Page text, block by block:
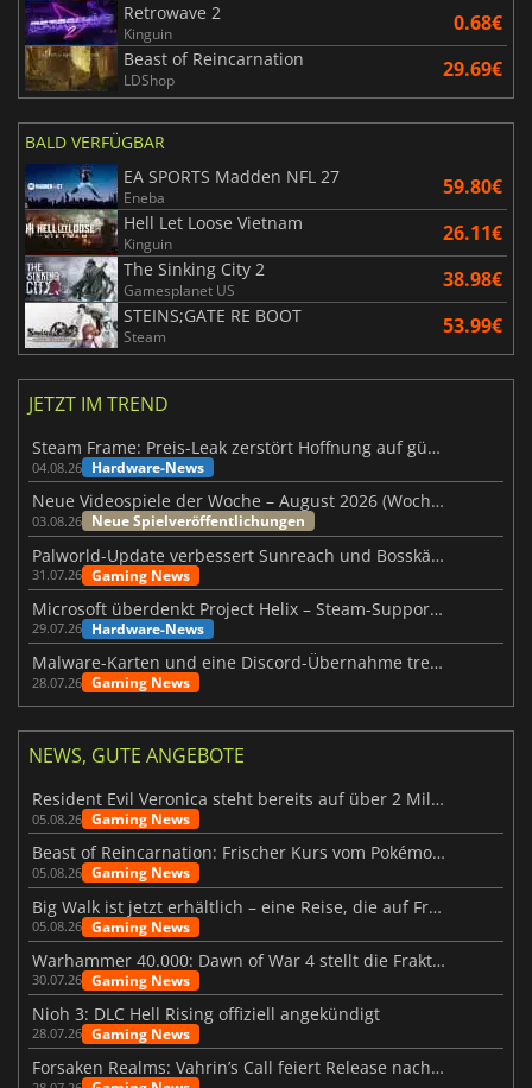
Retrowave 2
Kinguin 0.68€
Beast of Reincarnation
LDShop 29.69€
BALD VERFÜGBAR
EA SPORTS Madden NFL 27
Eneba 59.80€
Hell Let Loose Vietnam
Kinguin 26.11€
The Sinking City 2
Gamesplanet US 38.98€
STEINS;GATE RE BOOT
Steam 53.99€
JETZT IM TREND
Steam Frame: Preis-Leak zerstört Hoffnung auf günstiges VR-Headset
04.08.26 Hardware-News
Neue Videospiele der Woche – August 2026 (Woche 32)
03.08.26 Neue Spielveröffentlichungen
Palworld-Update verbessert Sunreach und Bosskämpfe deutlich
31.07.26 Gaming News
Microsoft überdenkt Project Helix – Steam-Support gefährdet
29.07.26 Hardware-News
Malware-Karten und eine Discord-Übernahme treffen Meccha Chameleon
28.07.26 Gaming News
NEWS, GUTE ANGEBOTE
Resident Evil Veronica steht bereits auf über 2 Millionen Wunschlisten
05.08.26 Gaming News
Beast of Reincarnation: Frischer Kurs vom Pokémon-Studio
05.08.26 Gaming News
Big Walk ist jetzt erhältlich – eine Reise, die auf Freundschaft basiert
05.08.26 Gaming News
Warhammer 40.000: Dawn of War 4 stellt die Fraktion der Necrons vor
30.07.26 Gaming News
Nioh 3: DLC Hell Rising offiziell angekündigt
28.07.26 Gaming News
Forsaken Realms: Vahrin’s Call feiert Release nach 10 Jahren